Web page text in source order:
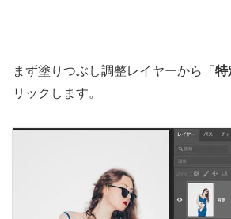
まず塗りつぶし調整レイヤーから「 特
リックします。